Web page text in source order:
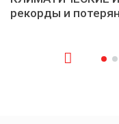
рекорды и